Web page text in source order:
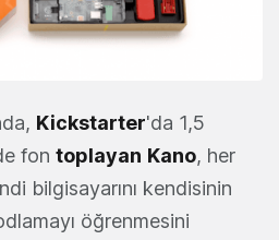
Kickstarter'da 1,5
fon toplayan Kano, her
bilgisayarını kendisinin
öğrenmesini